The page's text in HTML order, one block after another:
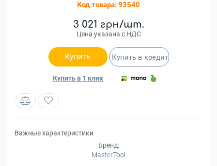
Код товара:93540
3 021 грн/шт.
Цена указана с НДС
Купить
Купить в 1 клик
Купить в кредит
Важные характеристики
Бренд:
MasterTool